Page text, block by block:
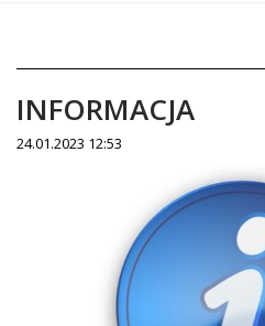
INFORMACJA
24.01.2023 12:53